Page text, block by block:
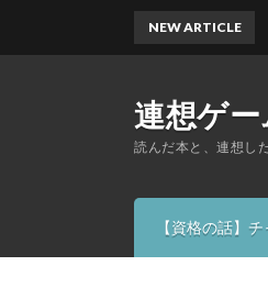
連想ゲー
読んだ本と、連想し
【資格の話】
NEW ARTICLE